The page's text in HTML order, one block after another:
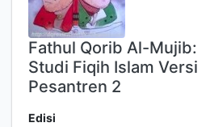
Fathul Qorib Al-Mujib:
Studi Fiqih Islam Versi
Pesantren 2
Edisi